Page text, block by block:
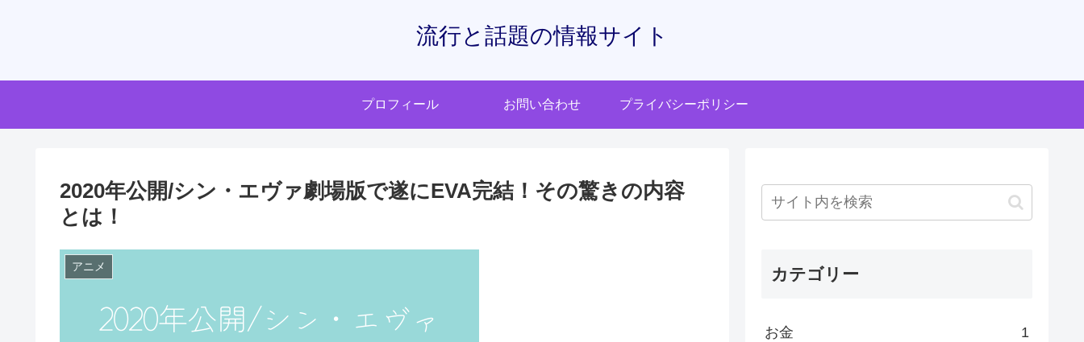
流行と話題の情報サイト
プロフィール お問い合わせ プライバシーポリシー
2020年公開/シン・エヴァ劇場版で遂にEVA完結！その驚きの内容
とは！
アニメ カテゴリー
お金 1